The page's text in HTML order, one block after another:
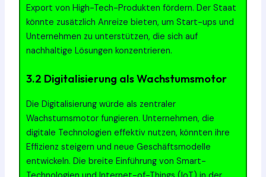
Export von High-Tech-Produkten fördern. Der Staat
könnte zusätzlich Anreize bieten, um Start-ups und
Unternehmen zu unterstützen, die sich auf
nachhaltige Lösungen konzentrieren.
3.2 Digitalisierung als Wachstumsmotor
Die Digitalisierung würde als zentraler
Wachstumsmotor fungieren. Unternehmen, die
digitale Technologien effektiv nutzen, könnten ihre
Effizienz steigern und neue Geschäftsmodelle
entwickeln. Die breite Einführung von Smart-